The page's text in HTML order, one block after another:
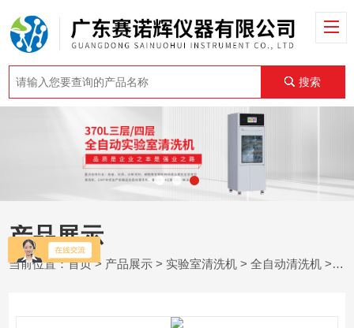
搜索
产品展示
当前位置：首页> 产品展示 > 实验室清洗机 >全自动清洗机 > SNH-CSB-60L超声波清洗机